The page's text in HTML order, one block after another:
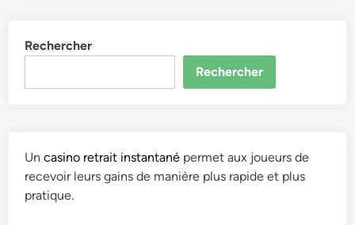
Rechercher
Rechercher
Uncasino retrait instantané permet aux joueurs de
recevoir leurs gains de manière plus rapide et plus
pratique.